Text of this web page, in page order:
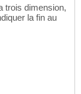
ne bouge
trois dimension,
la fin au